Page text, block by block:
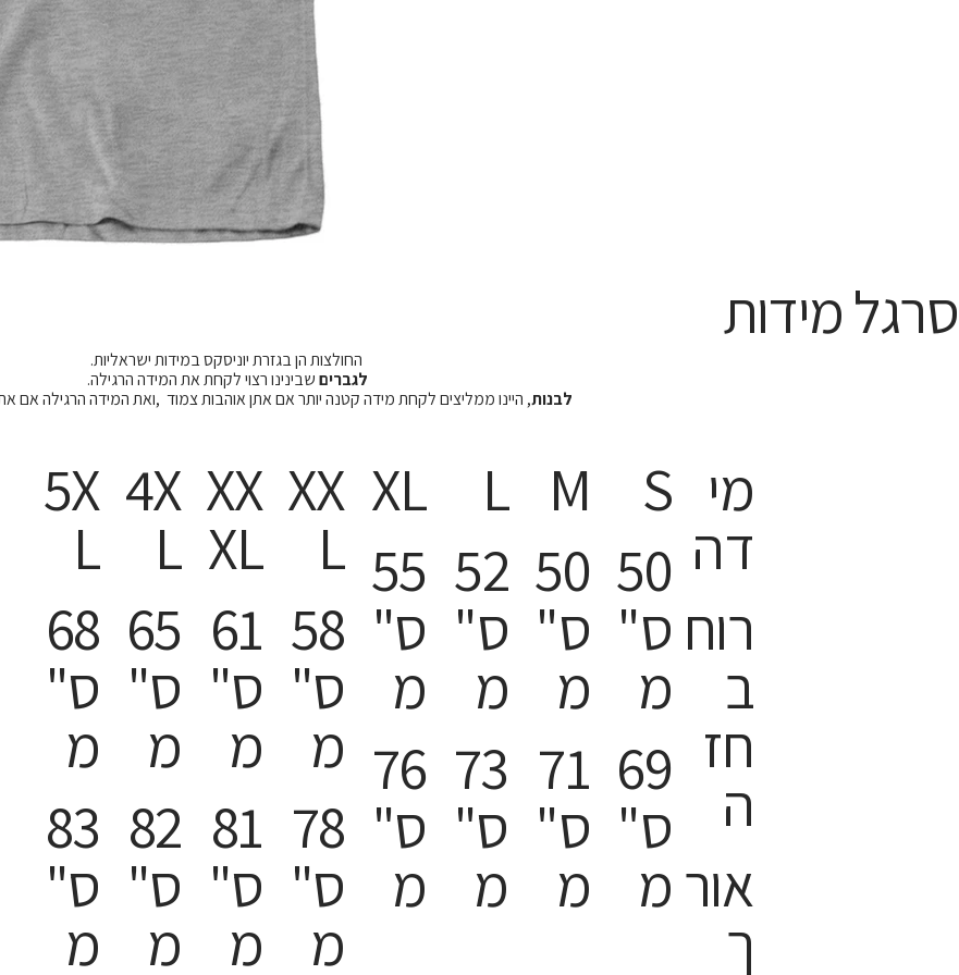
סרגל מידות
החולצות הן בגזרת יוניסקס במידות ישראליות.
לגבריםשבינינו רצוי לקחת את המידה הרגילה.
לבנות, היינו ממליצים לקחת מידה קטנה יותר אם אתן אוהבות צמוד ,ואת המידה הרגילה אם
5X
L
68
ס"
מ
83
ס"
מ
4X
L
65
ס"
מ
82
ס"
מ
XX
XL
61
ס"
מ
81
ס"
מ
XX
L
58
ס"
מ
78
ס"
מ
XL
55
ס"
מ
76
ס"
מ
L
52
ס"
מ
73
ס"
מ
M
50
ס"
מ
71
ס"
מ
S
50
ס"
מ
69
ס"
מ
מי
דה
רוח
ב
חז
ה
אור
ך